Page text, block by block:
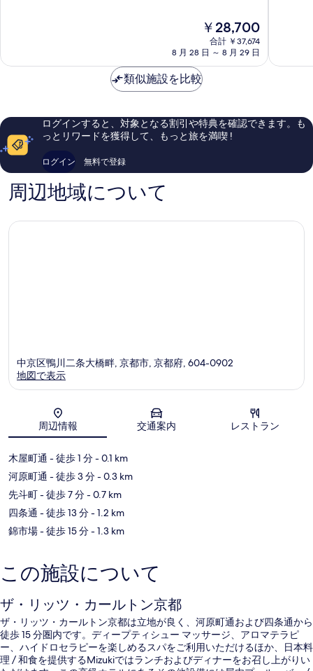
に
し
口
コ
541
件
の
口
現
の
金
は
￥28,700
合計 ￥37,674
8 月 28 日 ～ 8 月 29 日
都
に
し
い、
の
類似施設を比較
ログインすると、対象となる割引や特典を確認できます。も
っとリワードを獲得して、もっと旅を満喫 !
ログイン 無料で登録
周辺地域について
地図
中京区鴨川二条大橋畔, 京都市, 京都府, 604-0902
地図で表示
周辺情報 交通案内 レストラン
木屋町通 - 徒歩 1 分- 0.1 km
河原町通 - 徒歩 3 分- 0.3 km
先斗町- 徒歩 7 分- 0.7 km
四条通 - 徒歩 13 分- 1.2 km
錦市場- 徒歩 15 分- 1.3 km
この施設について
ザ・リッツ・カールトン京都
ザ・リッツ・カールトン京都は立地が良く、河原町通および四条通から
徒歩 15 分圏内です。ディープティシュー マッサージ、アロマテラピ
ー、ハイドロセラピーを楽しめるスパをご利用いただけるほか、日本料
理 / 和食を提供するMizukiではランチおよびディナーをお召し上がりい